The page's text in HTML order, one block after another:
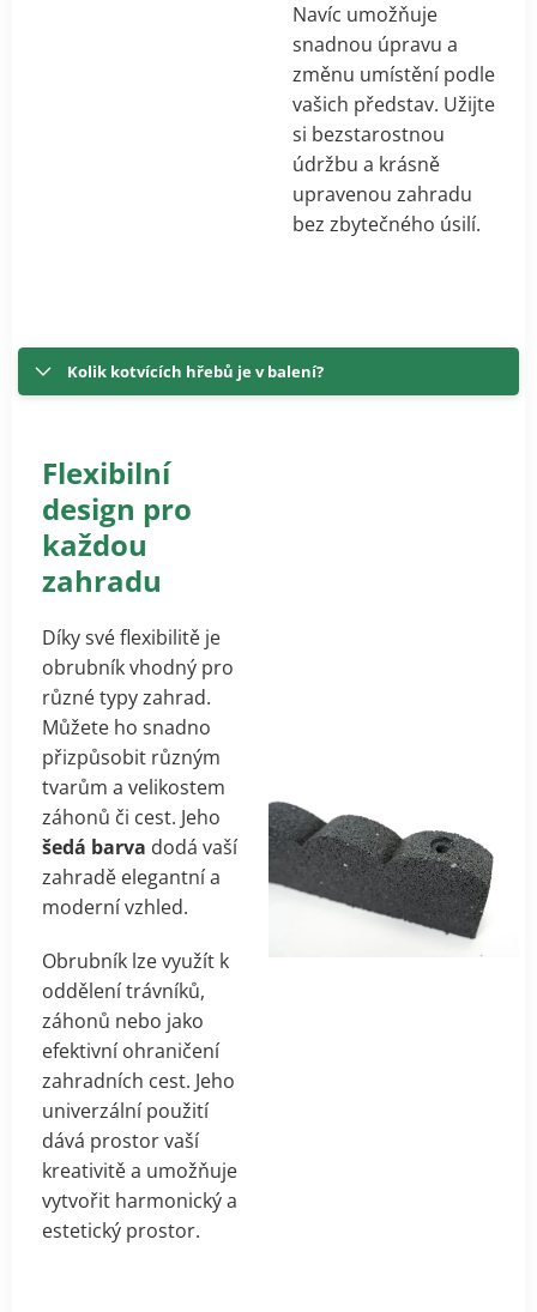
Navíc umožňuje
snadnou úpravu a
změnu umístění podle
vašich představ. Užijte
si bezstarostnou
údržbu a krásně
upravenou zahradu
bez zbytečného úsilí.
Kolik kotvících hřebů je v balení?
Flexibilní
design pro
každou
zahradu
Díky své flexibilitě je
obrubník vhodný pro
různé typy zahrad.
Můžete ho snadno
přizpůsobit různým
tvarům a velikostem
záhonů či cest. Jeho
šedá barva dodá vaší
zahradě elegantní a
moderní vzhled.
Obrubník lze využít k
oddělení trávníků,
záhonů nebo jako
efektivní ohraničení
zahradních cest. Jeho
univerzální použití
dává prostor vaší
kreativitě a umožňuje
vytvořit harmonický a
estetický prostor.